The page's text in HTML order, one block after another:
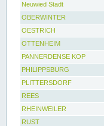
Neuwied Stadt
OBERWINTER
OESTRICH
OTTENHEIM
PANNERDENSE KOP
PHILIPPSBURG
PLITTERSDORF
REES
RHEINWEILER
RUST